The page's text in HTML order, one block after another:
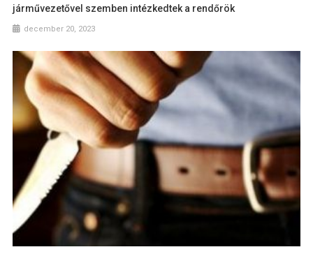
járművezetővel szemben intézkedtek a rendőrök
december 20, 2023